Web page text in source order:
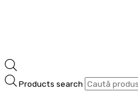
Products search